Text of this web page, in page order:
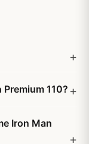
110?
Iron Man